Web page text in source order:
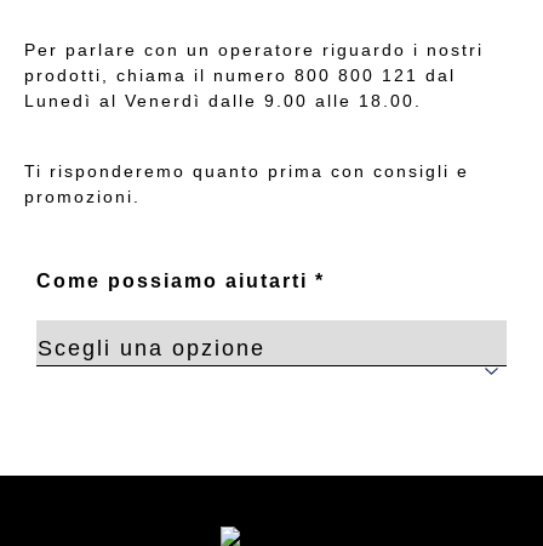
Per parlare con un operatore riguardo i nostri
prodotti, chiama il numero 800 800 121 dal
Lunedì al Venerdì dalle 9.00 alle 18.00.
Ti risponderemo quanto prima con consigli e
promozioni.
Come possiamo aiutarti *